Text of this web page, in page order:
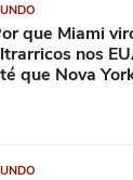
que Miami
nos
que Nova